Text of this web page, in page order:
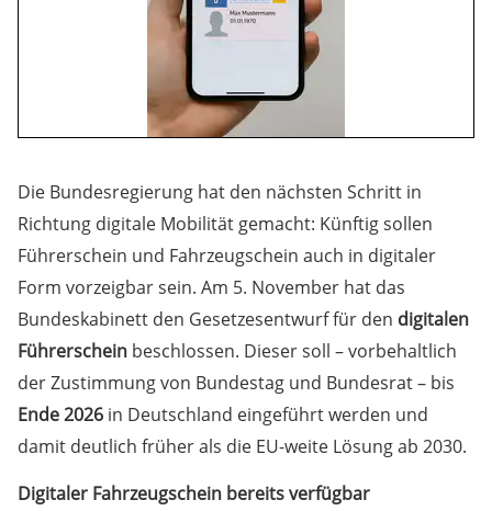
Die Bundesregierung hat den nächsten Schritt in
Richtung digitale Mobilität gemacht: Künftig sollen
Führerschein und Fahrzeugschein auch in digitaler
Form vorzeigbar sein. Am 5. November hat das
Bundeskabinett den Gesetzesentwurf für den digitalen
Führerschein beschlossen. Dieser soll – vorbehaltlich
der Zustimmung von Bundestag und Bundesrat – bis
Ende 2026 in Deutschland eingeführt werden und
damit deutlich früher als die EU-weite Lösung ab 2030.
Digitaler Fahrzeugschein bereits verfügbar